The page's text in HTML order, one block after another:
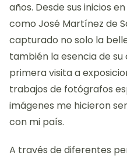
años. Desde sus inicios
como José Martínez de
capturado no solo la
también la esencia de
primera visita a
trabajos de fotógrafos
imágenes me hicieron
con mi país.
A través de diferentes